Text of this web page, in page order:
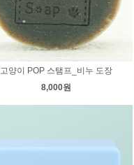
고양이 POP 스탬프_비누 도장
8,000원